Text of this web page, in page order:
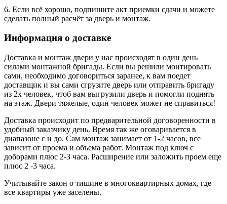
6. Если всё хорошо, подпишите акт приемки сдачи и можете
сделать полный расчёт за дверь и монтаж.
Информация о доставке
Доставка и монтаж двери у нас происходят в один день
силами монтажной бригады. Если вы решили монтировать
сами, необходимо договориться заранее, к вам поедет
доставщик и вы сами сгрузите дверь или отправить бригаду
из 2х человек, чтоб вам выгрузили дверь и помогли поднять
на этаж. Двери тяжелые, один человек может не справиться!
Доставка происходит по предварительной договоренности в
удобный заказчику день. Время так же оговаривается в
диапазоне с и до. Сам монтаж занимает от 1-2 часов, все
зависит от проема и объема работ. Монтаж под ключ с
доборами плюс 2-3 часа. Расширение или заложить проем еще
плюс 2 -3 часа.
Учитывайте закон о тишине в многоквартирных домах, где
все квартиры уже заселены.